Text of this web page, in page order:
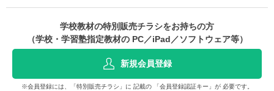
学校教材の特別販売チラシをお持ちの方
（学校・学習塾指定教材の PC／iPad／ソフトウェア等）
新規会員登録
※会員登録には、「特別販売チラシ」に 記載の 「会員登録認証キー」が 必要です。